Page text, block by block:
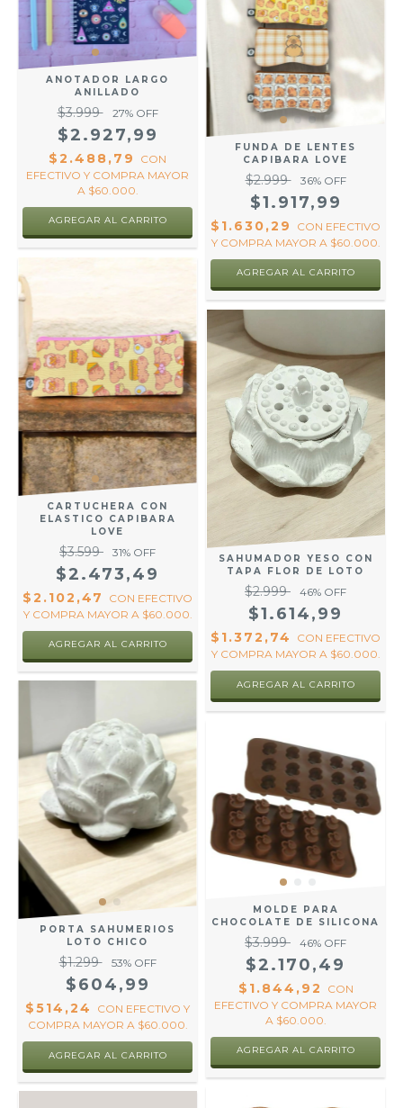
ANOTADOR LARGO
ANILLADO
$3.999 27% OFF
$2.927,99
$2.488,79
CON
EFECTIVO Y COMPRA MAYOR
A $60.000.
AGREGAR AL CARRITO
FUNDA DE LENTES
CAPIBARA LOVE
$2.999 36% OFF
$1.917,99
$1.630,29 CON EFECTIVO
Y COMPRA MAYOR A $60.000.
AGREGAR AL CARRITO
CARTUCHERA CON
ELASTICO CAPIBARA
LOVE
$3.599 31% OFF
$2.473,49
$2.102,47 CON EFECTIVO
Y COMPRA MAYOR A $60.000.
AGREGAR AL CARRITO
SAHUMADOR YESO CON
TAPA FLOR DE LOTO
$2.999 46% OFF
$1.614,99
$1.372,74 CON EFECTIVO
Y COMPRA MAYOR A $60.000.
PORTA SAHUMERIOS
LOTO CHICO
$1.299 53% OFF
$604,99
$514,24 CON EFECTIVO Y
COMPRA MAYOR A $60.000.
MOLDE PARA
CHOCOLATE DE SILICONA
$3.999 46% OFF
$2.170,49
$1.844,92
CON
EFECTIVO Y COMPRA MAYOR
A $60.000.
AGREGAR AL CARRITO